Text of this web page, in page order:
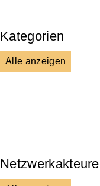
Kategorien
Alle anzeigen
Netzwerkakteure